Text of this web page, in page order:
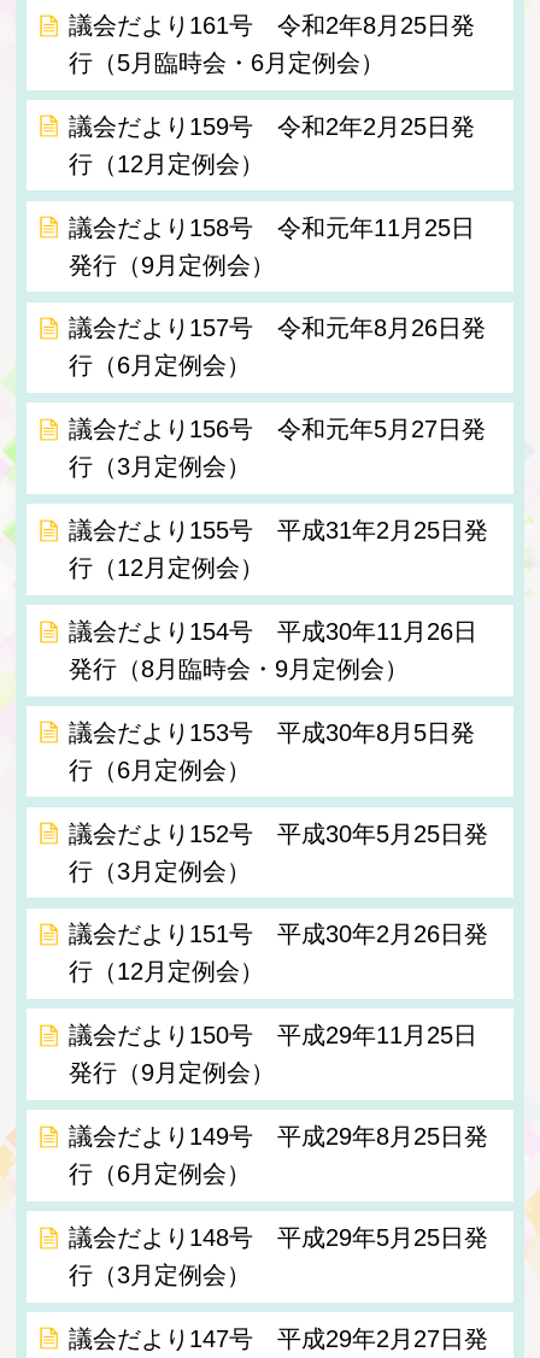
議会だより161号 令和2年8月25日発
行（5月臨時会・6月定例会）
議会だより159号 令和2年2月25日発
行（12月定例会）
議会だより158号 令和元年11月25日
発行（9月定例会）
議会だより157号 令和元年8月26日発
行（6月定例会）
議会だより156号 令和元年5月27日発
行（3月定例会）
議会だより155号 平成31年2月25日発
行（12月定例会）
議会だより154号 平成30年11月26日
発行（8月臨時会・9月定例会）
議会だより153号 平成30年8月5日発
行（6月定例会）
議会だより152号 平成30年5月25日発
行（3月定例会）
議会だより151号 平成30年2月26日発
行（12月定例会）
議会だより150号 平成29年11月25日
発行（9月定例会）
議会だより149号 平成29年8月25日発
行（6月定例会）
議会だより148号 平成29年5月25日発
行（3月定例会）
議会だより147号 平成29年2月27日発